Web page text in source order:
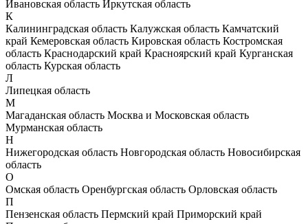
Ивановская область Иркутская область
К
Калининградская область Калужская область Камчатский
край Кемеровская область Кировская область Костромская
область Краснодарский край Красноярский край Курганская
область Курская область
Л
Липецкая область
М
Магаданская область Москва и Московская область
Мурманская область
Н
Нижегородская область Новгородская область Новосибирская
область
О
Омская область Оренбургская область Орловская область
П
Пензенская область Пермский край Приморский край